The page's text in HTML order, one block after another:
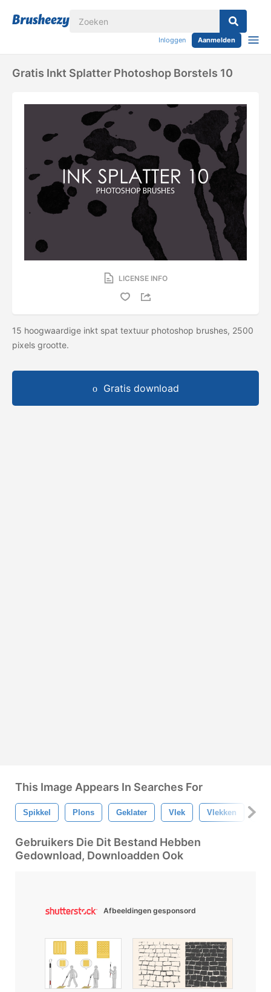
Inloggen Aanmelden
Gratis Inkt Splatter Photoshop Borstels 10
LICENSE INFO
15 hoogwaardige inkt spat textuur photoshop brushes, 2500
pixels grootte.
Gratis download
This Image Appears In Searches For
Spikkel Plons Geklater Vlek Vlekken
Gebruikers Die Dit Bestand Hebben
Gedownload, Downloadden Ook
Afbeeldingen gesponsord